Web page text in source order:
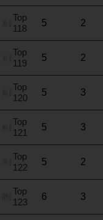
Top
118
5 2
Top
119
5 2
Top
120
5 3
Top
121
5 3
Top
122
5 2
Top
123
6 3